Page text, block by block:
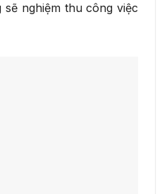
nghiệm thu công việc